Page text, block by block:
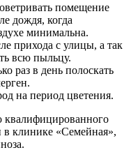
помещение
дождя, когда
минимальна.
прихода с улицы, а так
всю пыльцу.
раз в день полоскать
на период цветения.
квалифицированного
в клинике «Семейная»,